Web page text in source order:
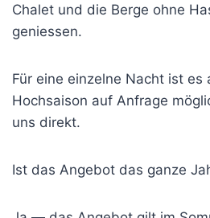
Chalet und die Berge ohne
geniessen.
Für eine einzelne Nacht ist es
Hochsaison auf Anfrage
uns direkt.
Ist das Angebot das ganze